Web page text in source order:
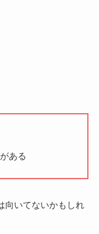
ある
向いてないかもしれ